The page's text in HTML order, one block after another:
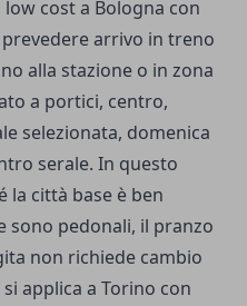
cost a Bologna con
arrivo in treno
alla stazione o in zona
a portici, centro,
selezionata, domenica
serale. In questo
la città base è ben
sono pedonali, il pranzo
non richiede cambio
applica a Torino con